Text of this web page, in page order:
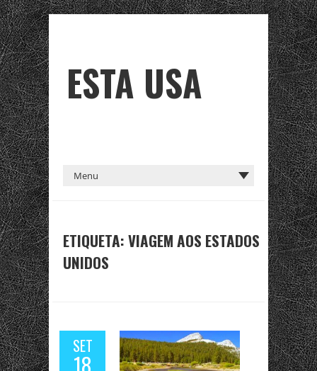
ESTA USA
ETIQUETA:VIAGEM AOS ESTADOS
UNIDOS
SET